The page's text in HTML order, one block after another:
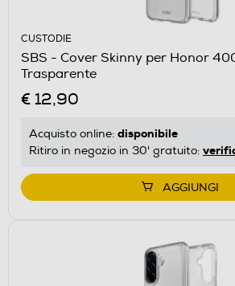
CUSTODIE
SBS - Cover Skinny per Honor
Trasparente
€ 12,90
Acquisto online: disponibile
Ritiro in negozio in 30' gratuito:
AGGIUNGI